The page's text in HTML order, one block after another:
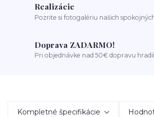
Realizácie
Pozrite si fotogalériu našich
Doprava ZADARMO!
Pri objednávke nad 50€ dopravu
Kompletné špecifikácie